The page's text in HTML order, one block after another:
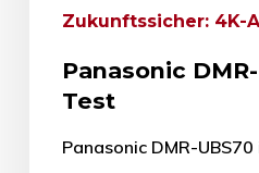
Zukunftssicher: 4K-
Panasonic
Test
Panasonic DMR-